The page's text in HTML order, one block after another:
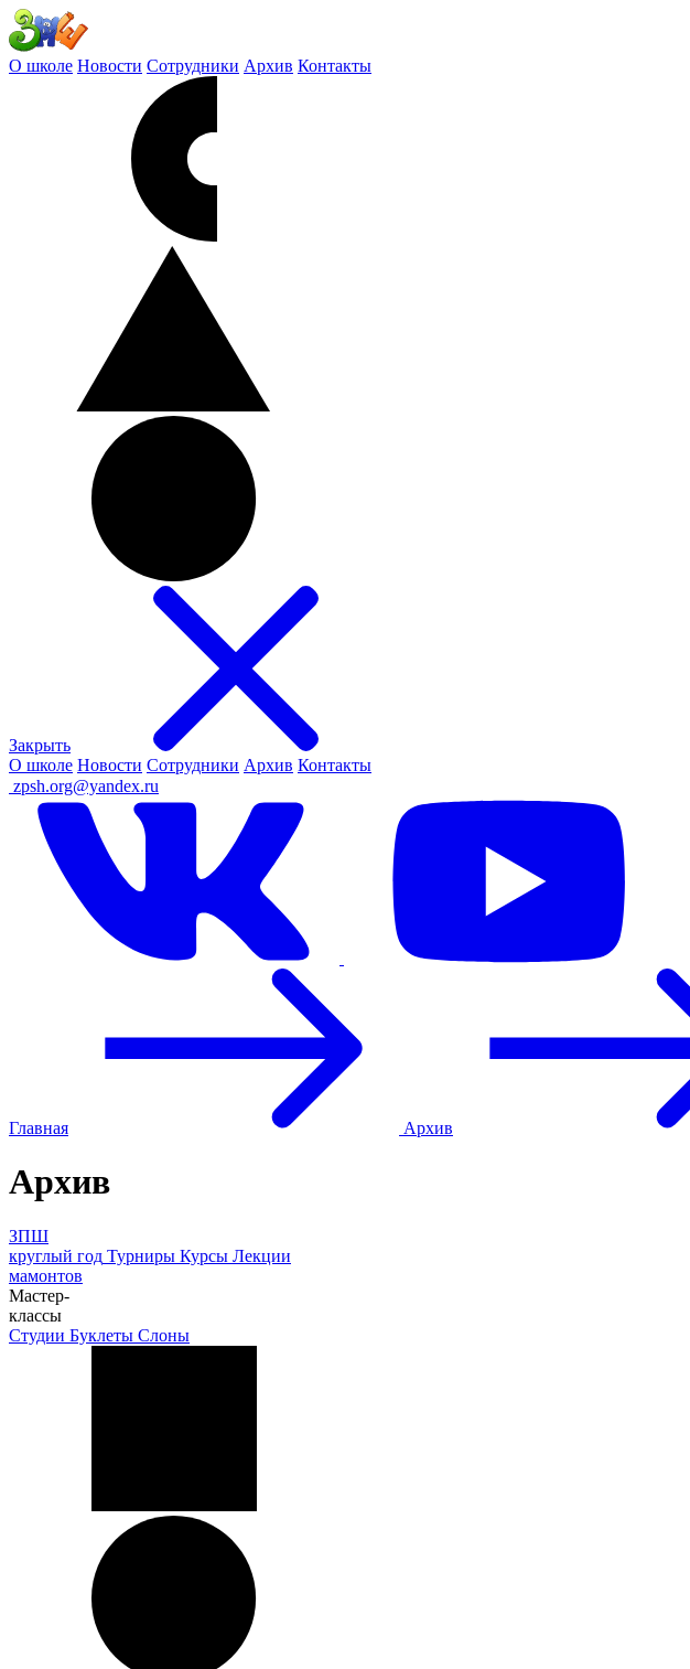
О школе Новости Сотрудники Архив Контакты
Закрыть
О школе Новости Сотрудники Архив Контакты
zpsh.org@yandex.ru
Главная Архив
Архив
ЗПШ
круглый год Турниры Курсы Лекции
мамонтов
Мастер-
классы
Студии Буклеты Слоны